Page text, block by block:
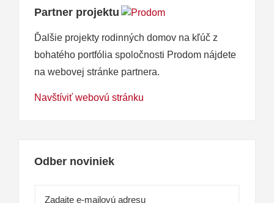
Partner projektu
Ďalšie projekty rodinných domov na kľúč z
bohatého portfólia spoločnosti Prodom nájdete
na webovej stránke partnera.
Navštíviť webovú stránku
Odber noviniek